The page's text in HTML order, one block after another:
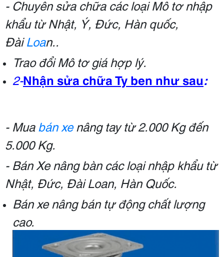
- Chuyên sửa chữa các loại Mô tơ nhập
khẩu từ Nhật, Ý, Đức, Hàn quốc,
ĐàiLoan..
Trao đổi Mô tơ giá hợp lý.
2-Nhận sửa chữa Ty ben như sau:
- Mua bán xenâng tay từ 2.000 Kg đến
5.000 Kg.
- Bán Xe nâng bàn các loại nhập khẩu từ
Nhật, Đức, Đài Loan, Hàn Quốc.
Bán xe nâng bán tự động chất lượng
cao.